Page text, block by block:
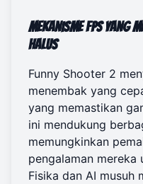
Mekanisme FPS
Halus
Funny Shooter 2
menembak yang
yang memastikan
ini mendukung
memungkinkan
pengalaman
Fisika dan AI musuh